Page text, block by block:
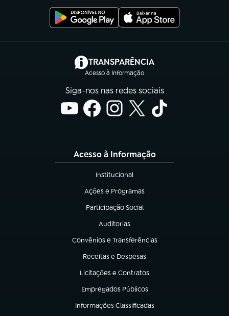
TRANSPARÊNCIA
Acesso à Informação
(abre em nova aba)
Siga-nos nas redes sociais
Acesso à Informação
Institucional
(abre em nova aba)
Ações e Programas
(abre em nova aba)
Participação Social
(abre em nova aba)
Auditorias
(abre em nova aba)
Convênios e Transferências
(abre em nova aba)
Receitas e Despesas
(abre em nova aba)
Licitações e Contratos
(abre em nova aba)
Empregados Públicos
(abre em nova aba)
Informações Classificadas
(abre em nova aba)